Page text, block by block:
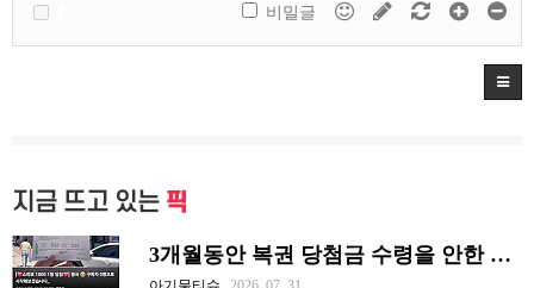
비밀글
지금 뜨고 있는 픽
3개월동안 복권 당첨금 수령을 안한 이유